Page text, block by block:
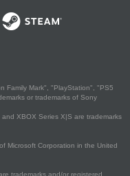
Family Mark", "PlayStation", "PS5
or trademarks of Sony
XBOX Series X|S are trademarks
Microsoft Corporation in the United
trademarks and/or registered